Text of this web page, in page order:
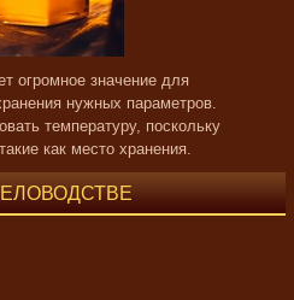
огромное значение для
нужных параметров.
температуру, поскольку
как место хранения.